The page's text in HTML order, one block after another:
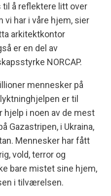
å reflektere litt over
har i våre hjem, sier
arkitektkontor
er en del av
NORCAP.
mennesker på
er til
hjelp i noen av de mest
Gazastripen, i Ukraina,
Mennesker har fått
vold, terror og
bare mistet sine hjem,
i tilværelsen.